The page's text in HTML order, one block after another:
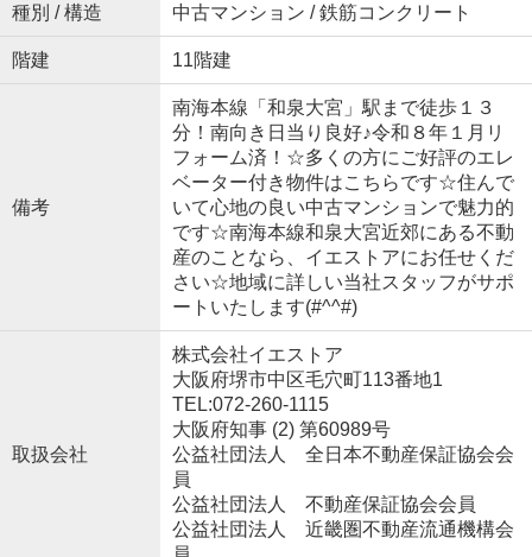
種別 / 構造 中古マンション / 鉄筋コンクリート
階建 11階建
備考
南海本線「和泉大宮」駅まで徒歩１３
分！南向き日当り良好♪令和８年１月リ
フォーム済！☆多くの方にご好評のエレ
ベーター付き物件はこちらです☆住んで
いて心地の良い中古マンションで魅力的
です☆南海本線和泉大宮近郊にある不動
産のことなら、イエストアにお任せくだ
さい☆地域に詳しい当社スタッフがサポ
ートいたします(#^^#)
取扱会社
株式会社イエストア
大阪府堺市中区毛穴町113番地1
TEL:072-260-1115
大阪府知事 (2) 第60989号
公益社団法人 全日本不動産保証協会会
員
公益社団法人 不動産保証協会会員
公益社団法人 近畿圏不動産流通機構会